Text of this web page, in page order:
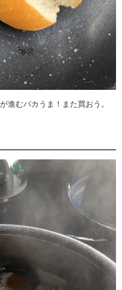
進むバカうま！また買おう。